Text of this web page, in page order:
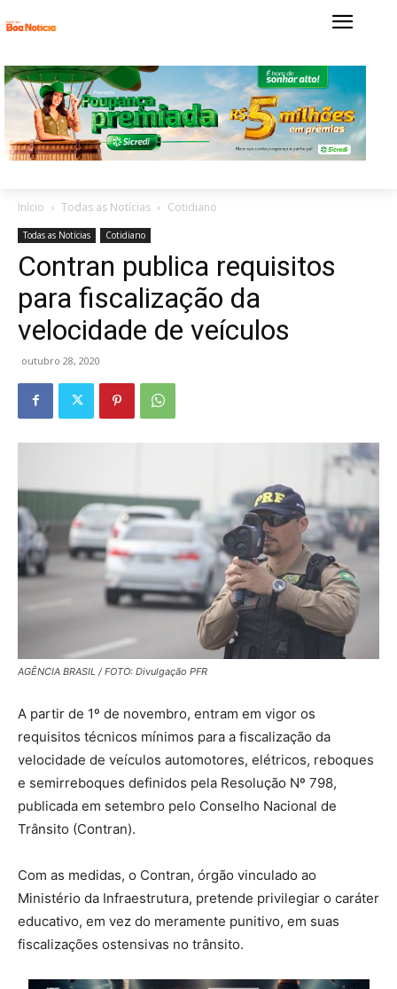
Início Todas as Notícias Cotidiano
Todas as Notícias Cotidiano
Contran publica requisitos
para fiscalização da
velocidade de veículos
outubro 28, 2020
AGÊNCIA BRASIL / FOTO: Divulgação PFR
A partir de 1º de novembro, entram em vigor os
requisitos técnicos mínimos para a fiscalização da
velocidade de veículos automotores, elétricos, reboques
e semirreboques definidos pela Resolução Nº 798,
publicada em setembro pelo Conselho Nacional de
Trânsito (Contran).
Com as medidas, o Contran, órgão vinculado ao
Ministério da Infraestrutura, pretende privilegiar o caráter
educativo, em vez do meramente punitivo, em suas
fiscalizações ostensivas no trânsito.